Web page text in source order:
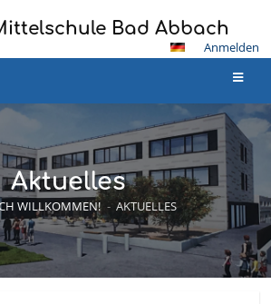
Bad Abbach
Anmelden
Aktuelles
WILLKOMMEN! - AKTUELLES